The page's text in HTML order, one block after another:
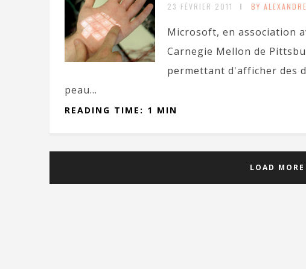
23 FÉVRIER 2011 BY
Microsoft, en association
Carnegie Mellon de
permettant d'afficher des
peau...
READING TIME: 1 MIN
LOAD